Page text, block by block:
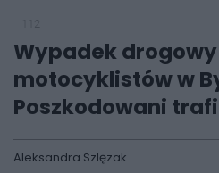
Wypadek drogowy
motocyklistów w
Poszkodowani
Aleksandra Szlęzak